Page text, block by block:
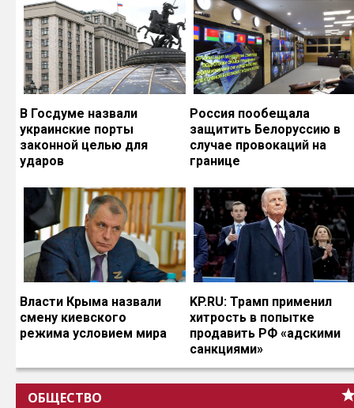
В Госдуме назвали
украинские порты
законной целью для
ударов
Россия пообещала
защитить Белоруссию в
случае провокаций на
границе
Власти Крыма назвали
смену киевского
режима условием мира
KP.RU: Трамп применил
хитрость в попытке
продавить РФ «адскими
санкциями»
ОБЩЕСТВО